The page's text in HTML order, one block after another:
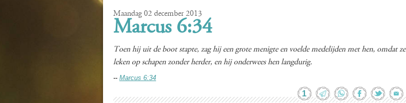
Maandag 02 december 2013
Marcus 6:34
Toen hij uit de boot stapte, zag hij een grote menigte en voelde medelijden met hen, omdat ze
leken op schapen zonder herder, en hij onderwees hen langdurig.
-- Marcus 6:34
1